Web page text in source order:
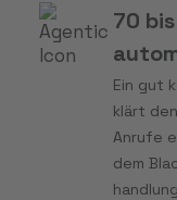
70
Ein gut
klärt
Anrufe
dem